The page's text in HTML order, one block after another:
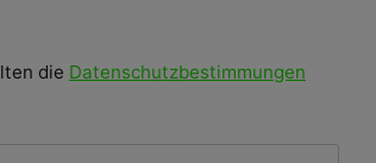
die Datenschutzbestimmungen